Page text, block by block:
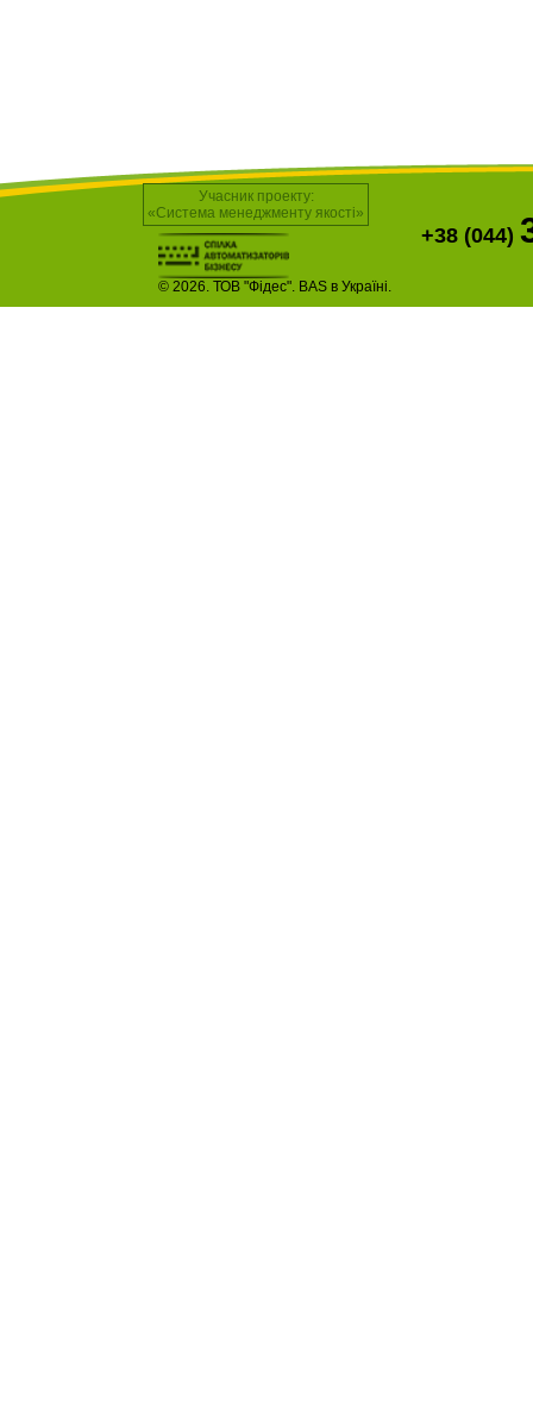
Учасник проекту:
«Система менеджменту якості»
© 2026. ТОВ "Фідес". BAS в Україні.
+38 (044)